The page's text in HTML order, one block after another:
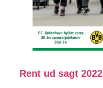
Rent ud sagt 2022